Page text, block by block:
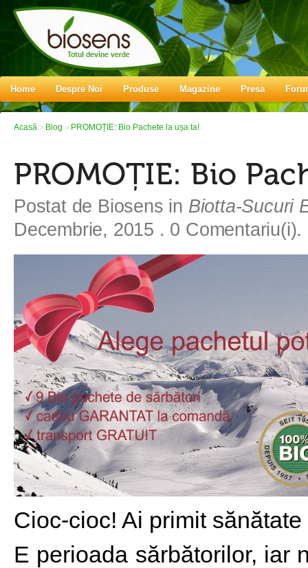
Home Despre Noi Produse Magazine Presa
Acasă > Blog > PROMOȚIE: Bio Pachete la ușa ta!
PROMOȚIE: Bio
Postat de Biosens in Biotta-Sucuri
Decembrie, 2015 . 0 Comentariu(i).
Cioc-cioc! Ai primit
E perioada sărbătorilor, iar